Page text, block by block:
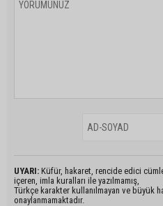
UYARI: Küfür, hakaret, rencide edici
içeren, imla kuralları ile yazılmamış,
Türkçe karakter kullanılmayan ve büyük
onaylanmamaktadır.